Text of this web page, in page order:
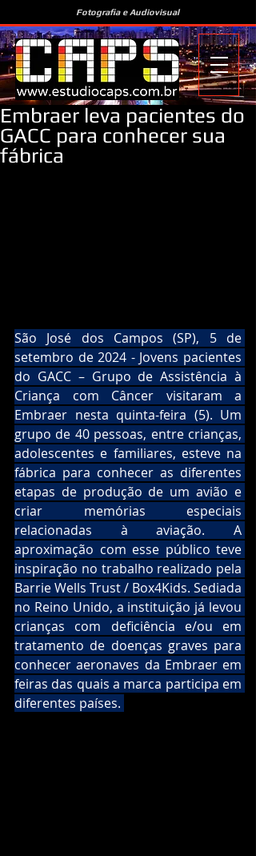
Fotografia e Audiovisual
Embraer leva pacientes do
GACC para conhecer sua
fábrica
São José dos Campos (SP), 5 de
setembro de 2024 - Jovens pacientes
do GACC – Grupo de Assistência à
Criança com Câncer visitaram a
Embraer nesta quinta-feira (5). Um
grupo de 40 pessoas, entre crianças,
adolescentes e familiares, esteve na
fábrica para conhecer as diferentes
etapas de produção de um avião e
criar memórias especiais
relacionadas à aviação. A
aproximação com esse público teve
inspiração no trabalho realizado pela
Barrie Wells Trust / Box4Kids. Sediada
no Reino Unido, a instituição já levou
crianças com deficiência e/ou em
tratamento de doenças graves para
conhecer aeronaves da Embraer em
feiras das quais a marca participa em
diferentes países.